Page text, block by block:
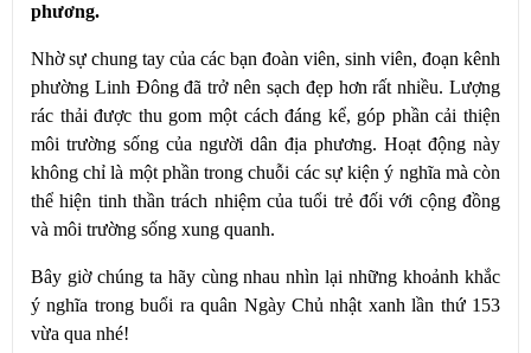
phương.
Nhờ sự chung tay của các bạn đoàn viên, sinh viên, đoạn kênh
phường Linh Đông đã trở nên sạch đẹp hơn rất nhiều. Lượng
rác thải được thu gom một cách đáng kể, góp phần cải thiện
môi trường sống của người dân địa phương. Hoạt động này
không chỉ là một phần trong chuỗi các sự kiện ý nghĩa mà còn
thể hiện tinh thần trách nhiệm của tuổi trẻ đối với cộng đồng
và môi trường sống xung quanh.
Bây giờ chúng ta hãy cùng nhau nhìn lại những khoảnh khắc
ý nghĩa trong buổi ra quân Ngày Chủ nhật xanh lần thứ 153
vừa qua nhé!